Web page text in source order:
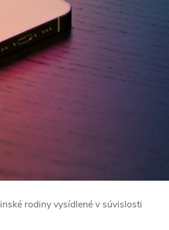
rodiny vysídlené v súvislosti